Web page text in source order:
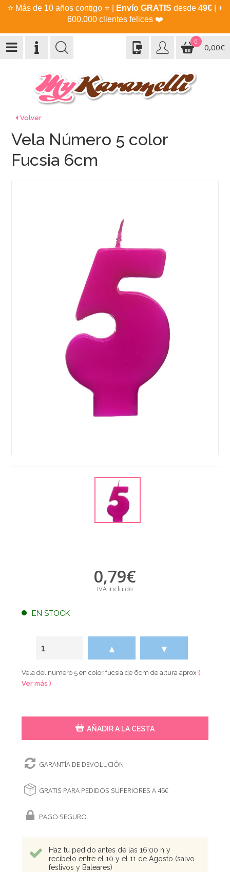
⭐ Más de 10 años contigo ⭐ Envío GRATIS desde 49€| +
600.000 clientes felices ❤️
0
0,00€
Volver
Vela Número 5 color
Fucsia 6cm
0,79€
IVA incluido
EN STOCK
▲ ▼
Vela del número 5 en color fucsia de 6cm de altura aprox(
Ver más )
AÑADIR A LA CESTA
GARANTÍA DE DEVOLUCIÓN
GRATIS PARA PEDIDOS SUPERIORES A 45€
PAGO SEGURO
Haz tu pedido antes de las 16:00 h y
recíbelo entre el 10 y el 11 de Agosto (salvo
festivos y Baleares)